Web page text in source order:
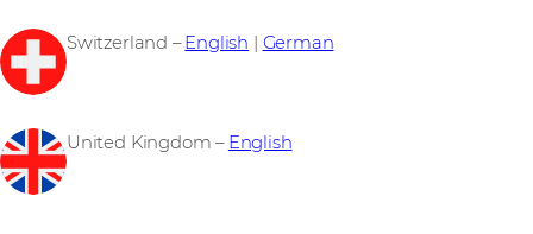
Switzerland –English | German
United Kingdom – English